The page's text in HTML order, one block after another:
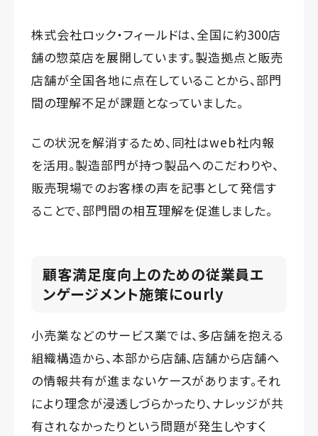
株式会社ロック・フィールドは、全国に約300店
舗の惣菜店を展開しています。製造拠点と販売
店舗が全国各地に点在していることから、部門
間の理解不足が課題となっていました。
この状況を解消するため、同社はweb社内報
を活用。製造部門が持つ製品へのこだわりや、
販売現場でのお客様の声を記事として発信す
ることで、部門間の相互理解を促進しました。
顧客満足度向上のための従業員エ
ンゲージメント施策にourly
小売業などのサービス業では、多店舗を抱える
組織構造から、本部から店舗、店舗から店舗へ
の情報共有が進まないケースがあります。それ
により理念が浸透しづらかったり、ナレッジが共
有されなかったりという問題が発生しやすく